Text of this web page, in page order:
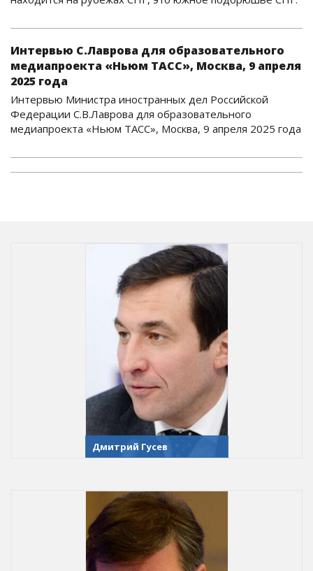
Интервью С.Лаврова для образовательного
медиапроекта «Ньюм ТАСС», Москва, 9 апреля
2025 года
Интервью Министра иностранных дел Российской
Федерации С.В.Лаврова для образовательного
медиапроекта «Ньюм ТАСС», Москва, 9 апреля 2025 года
Дмитрий Гусев